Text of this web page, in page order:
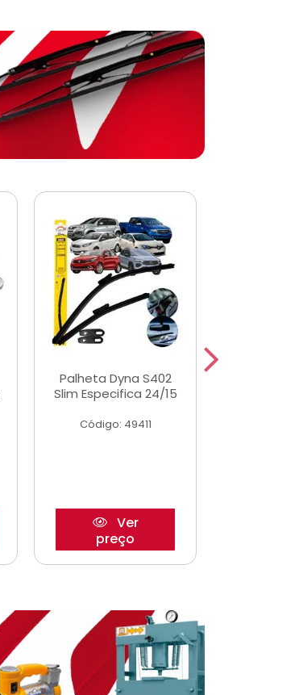
Palheta Dyna S402
Slim Especifica 24/15
Código: 49411
Ver
preço